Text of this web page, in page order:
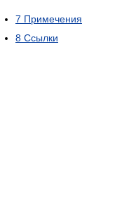
7 Примечения
8 Ссылки